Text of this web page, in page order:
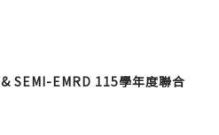
SEMI-EMRD 115學年度聯合